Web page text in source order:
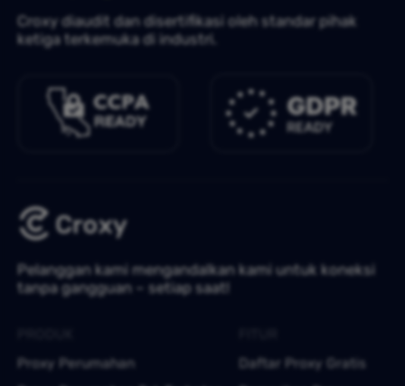
Croxy diaudit dan disertifikasi oleh standar pihak
ketiga terkemuka di industri.
Pelanggan kami mengandalkan kami untuk koneksi
tanpa gangguan – setiap saat!
Proxy Perumahan
Daftar Proxy Gratis